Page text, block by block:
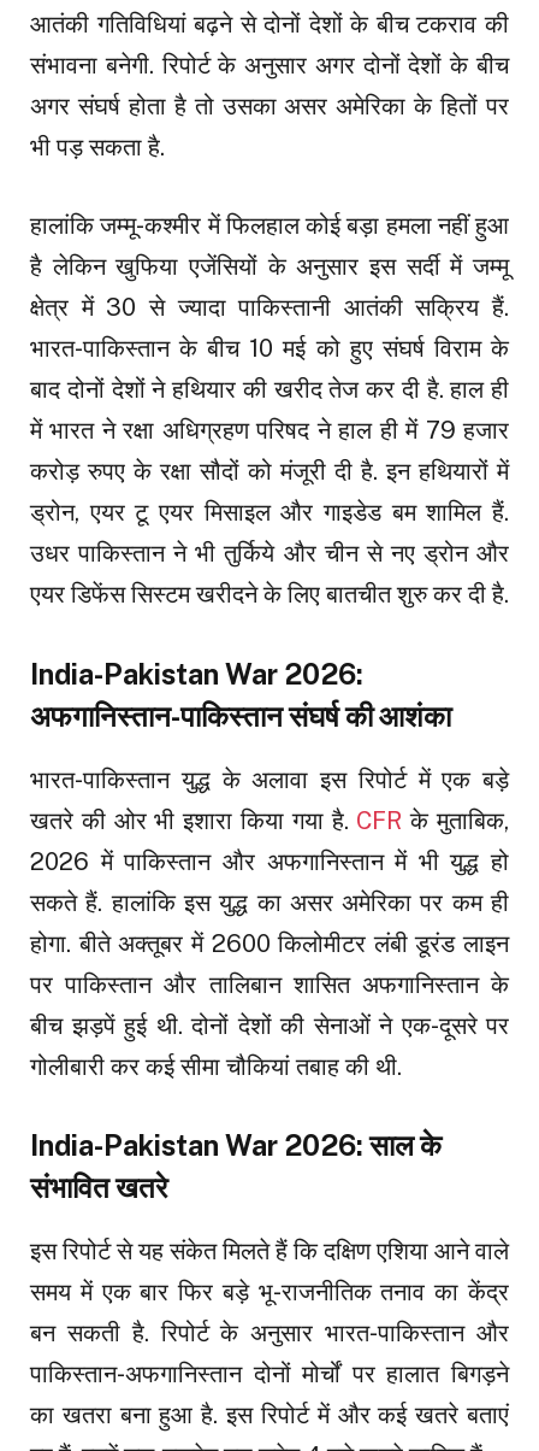
आतंकी गतिविधियां बढ़ने से दोनों देशों के बीच टकराव की
संभावना बनेगी. रिपोर्ट के अनुसार अगर दोनों देशों के बीच
अगर संघर्ष होता है तो उसका असर अमेरिका के हितों पर
भी पड़ सकता है.
हालांकि जम्मू-कश्मीर में फिलहाल कोई बड़ा हमला नहीं हुआ
है लेकिन खुफिया एजेंसियों के अनुसार इस सर्दी में जम्मू
क्षेत्र में 30 से ज्यादा पाकिस्तानी आतंकी सक्रिय हैं.
भारत-पाकिस्तान के बीच 10 मई को हुए संघर्ष विराम के
बाद दोनों देशों ने हथियार की खरीद तेज कर दी है. हाल ही
में भारत ने रक्षा अधिग्रहण परिषद ने हाल ही में 79 हजार
करोड़ रुपए के रक्षा सौदों को मंजूरी दी है. इन हथियारों में
ड्रोन, एयर टू एयर मिसाइल और गाइडेड बम शामिल हैं.
उधर पाकिस्तान ने भी तुर्किये और चीन से नए ड्रोन और
एयर डिफेंस सिस्टम खरीदने के लिए बातचीत शुरु कर दी है.
India-Pakistan War 2026:
अफगानिस्तान-पाकिस्तान संघर्ष की आशंका
भारत-पाकिस्तान युद्ध के अलावा इस रिपोर्ट में एक बड़े
खतरे की ओर भी इशारा किया गया है. CFR के मुताबिक,
2026 में पाकिस्तान और अफगानिस्तान में भी युद्ध हो
सकते हैं. हालांकि इस युद्ध का असर अमेरिका पर कम ही
होगा. बीते अक्तूबर में 2600 किलोमीटर लंबी डूरंड लाइन
पर पाकिस्तान और तालिबान शासित अफगानिस्तान के
बीच झड़पें हुई थी. दोनों देशों की सेनाओं ने एक-दूसरे पर
गोलीबारी कर कई सीमा चौकियां तबाह की थी.
India-Pakistan War 2026: साल के
संभावित खतरे
इस रिपोर्ट से यह संकेत मिलते हैं कि दक्षिण एशिया आने वाले
समय में एक बार फिर बड़े भू-राजनीतिक तनाव का केंद्र
बन सकती है. रिपोर्ट के अनुसार भारत-पाकिस्तान और
पाकिस्तान-अफगानिस्तान दोनों मोर्चों पर हालात बिगड़ने
का खतरा बना हुआ है. इस रिपोर्ट में और कई खतरे बताएं